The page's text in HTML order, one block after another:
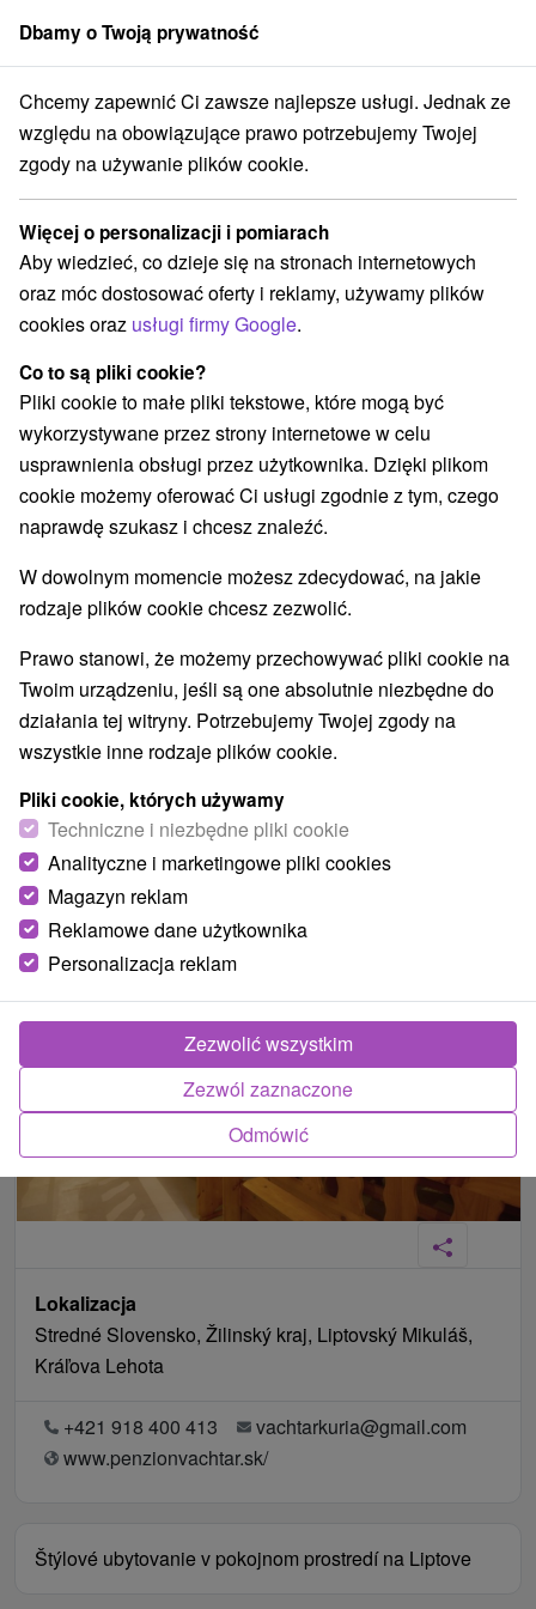
członek grupySorger
Kráľova Lehota Penzión Vachtár Zemianska kúria Kráľova Lehota
Penzión Vachtár Zemianska kúria
Kráľova Lehota
Kráľova Lehota
Zarezerwuj przez booking
REZERWACJA I WYBÓR OFERTY
Skontaktuj się bezpośrednio z właścicielem.
Przejdź do lokalizacji
O URZĄDZENIA SPRZĘT
Lokalizacja
Stredné Slovensko, Žilinský kraj, Liptovský Mikuláš,
Kráľova Lehota
+421 918 400 413
vachtarkuria@gmail.com
www.penzionvachtar.sk/
Štýlové ubytovanie v pokojnom prostredí na Liptove
Dbamy o Twoją prywatność
Chcemy zapewnić Ci zawsze najlepsze usługi. Jednak ze
względu na obowiązujące prawo potrzebujemy Twojej
zgody na używanie plików cookie.
Więcej o personalizacji i pomiarach
Aby wiedzieć, co dzieje się na stronach internetowych
oraz móc dostosować oferty i reklamy, używamy plików
cookies oraz usługi firmy Google.
Co to są pliki cookie?
Pliki cookie to małe pliki tekstowe, które mogą być
wykorzystywane przez strony internetowe w celu
usprawnienia obsługi przez użytkownika. Dzięki plikom
cookie możemy oferować Ci usługi zgodnie z tym, czego
naprawdę szukasz i chcesz znaleźć.
W dowolnym momencie możesz zdecydować, na jakie
rodzaje plików cookie chcesz zezwolić.
Prawo stanowi, że możemy przechowywać pliki cookie na
Twoim urządzeniu, jeśli są one absolutnie niezbędne do
działania tej witryny. Potrzebujemy Twojej zgody na
wszystkie inne rodzaje plików cookie.
Pliki cookie, których używamy
Techniczne i niezbędne pliki cookie
Analityczne i marketingowe pliki cookies
Magazyn reklam
Reklamowe dane użytkownika
Personalizacja reklam
Odmówić
Zezwól zaznaczone
Zezwolić wszystkim